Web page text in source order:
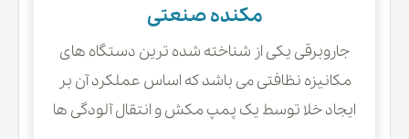
مکنده صنعتی
جاروبرقی یکی از شناخته شده ترین دستگاه های
مکانیزه نظافتی می باشد که اساس عملکرد آن بر
ایجاد خلا توسط یک پمپ مکش و انتقال آلودگی ها